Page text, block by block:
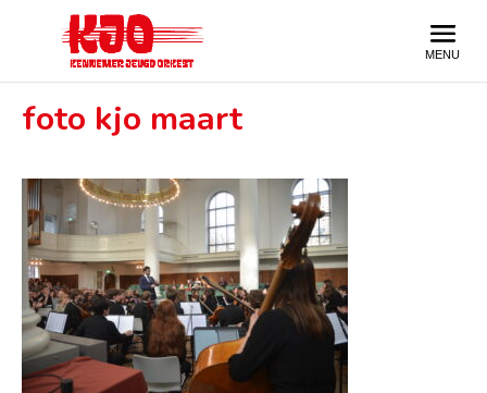
foto kjo maart